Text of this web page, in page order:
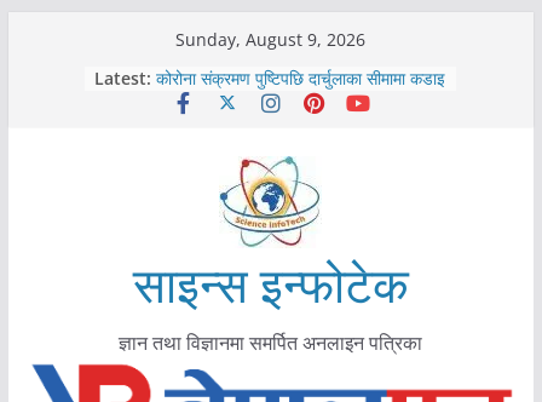
Sunday, August 9, 2026
Latest: कोरोना संक्रमण पुष्टिपछि दार्चुलाका सीमामा कडाइ
विराटनगर महानगरद्वारा पूर्ण खोप सुनिश्चित घोषणा
मकवानपुरमा खोरेत रोग विरुद्धको खोप लगाउन
आयुर्वेद चिकित्सा प्रणालीको भूमिका महत्वपूर्ण छ :
मुख्यमन्त्री शाह
काभ्रेपलाञ्चोकमा आयुर्वेद स्वास्थ्योपचारतर्फ
आकर्षण बढ्दै
साइन्स इन्फोटेक
ज्ञान तथा विज्ञानमा समर्पित अनलाइन पत्रिका